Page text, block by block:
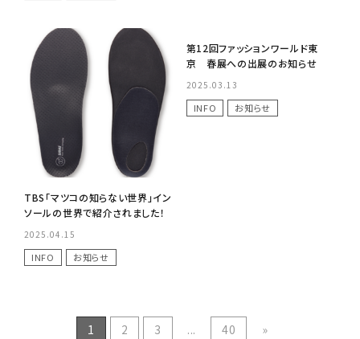
TBS「マツコの知らない世界」イン
ソールの世界で紹介されました！
2025.04.15
INFO お知らせ
第12回ファッションワールド東
京 春展への出展のお知らせ
2025.03.13
INFO お知らせ
1 2 3 ... 40 »